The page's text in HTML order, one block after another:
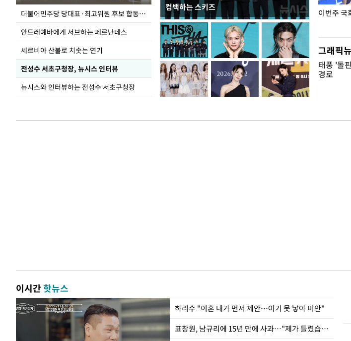
더불어민주당 당대표·최고위원 후보 합동연설회
안드레예바에게 서브하는 페르난데스
세르비아 산불로 치솟는 연기
전성수 서초구청장, 뉴시스 인터뷰
뉴시스와 인터뷰하는 전성수 서초구청장
컴백하는 스키즈
이 대통령, 국가폭력 피해자에 위로·사과…"국가
가 책임지고 치유"
이번주 국
그래픽
태풍 '돌
경로
이시간핫뉴스
하리수 "이혼 내가 먼저 제안…아기 못 낳아 미안"
표창원, 남규리에 15년 만에 사과…"제가 틀렸습니다"